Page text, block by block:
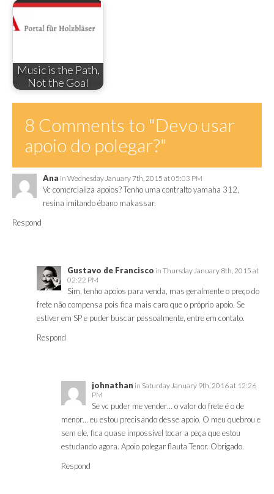
Music is the Path,
Not the Goal
8 Comments to "Devo usar
apoio do polegar?"
Ana in Wednesday January 7th, 2015 at05:03 PM
Vc comercializa apoios? Tenho uma contralto yamaha 312,
resina imitando ébano makassar.
Respond
Gustavo de Francisco in Thursday January 8th, 2015 at
02:22 PM
Sim, tenho apoios para venda, mas geralmente o preço do
frete não compensa pois fica mais caro que o próprio apoio. Se
estiver em SP e puder buscar pessoalmente, entre em contato.
Respond
johnathan in Saturday January 9th, 2016 at 12:26
PM
Se vc puder me vender… o valor do frete é o de
menor… eu estou precisando desse apoio. O meu quebrou e
sem ele, fica quase impossível tocar a peça que estou
estudando agora. Apoio polegar flauta Tenor. Obrigado.
Respond